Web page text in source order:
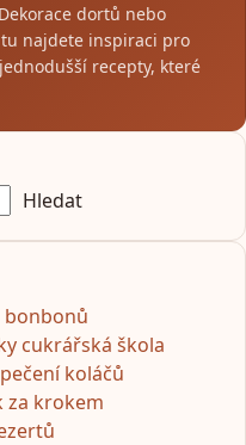
dortů nebo
najdete inspiraci pro
recepty, které
Hledat
bonbonů
cukrářská škola
koláčů
za krokem